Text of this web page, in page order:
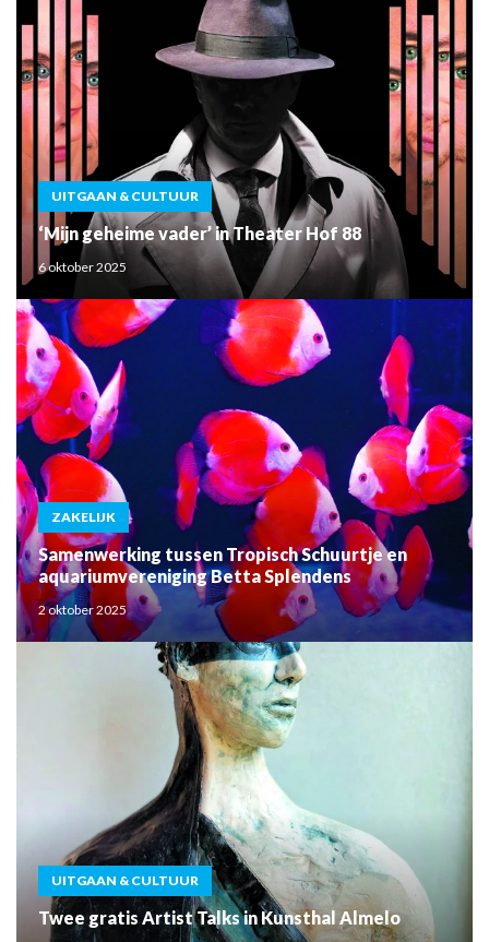
UITGAAN & CULTUUR
‘Mijn geheime vader’ in Theater Hof 88
6 oktober 2025
ZAKELIJK
Samenwerking tussen Tropisch Schuurtje en
aquariumvereniging Betta Splendens
2 oktober 2025
UITGAAN & CULTUUR
Twee gratis Artist Talks in Kunsthal Almelo